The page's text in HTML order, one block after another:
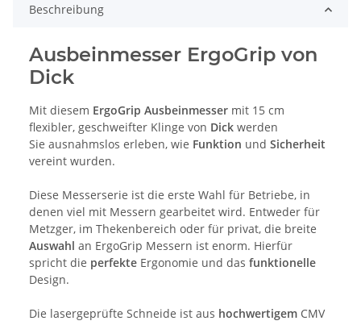
Beschreibung
Ausbeinmesser ErgoGrip von
Dick
Mit diesem ErgoGrip Ausbeinmesser mit 15 cm
flexibler, geschweifter Klinge von Dick werden
Sie ausnahmslos erleben, wie Funktion und Sicherheit
vereint wurden.
Diese Messerserie ist die erste Wahl für Betriebe, in
denen viel mit Messern gearbeitet wird. Entweder für
Metzger, im Thekenbereich oder für privat, die breite
Auswahl an ErgoGrip Messern ist enorm. Hierfür
spricht die perfekte Ergonomie und das funktionelle
Design.
Die lasergeprüfte Schneide ist aus hochwertigem CMV